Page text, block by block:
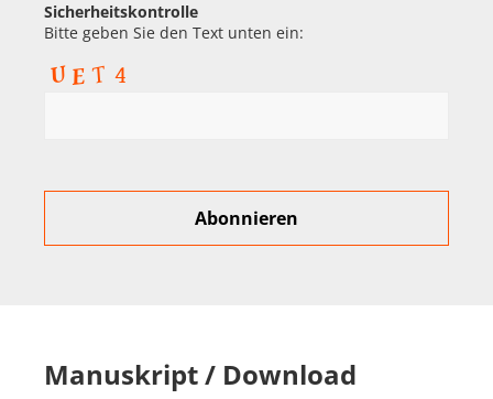
Sicherheitskontrolle
Bitte geben Sie den Text unten ein:
Manuskript / Download